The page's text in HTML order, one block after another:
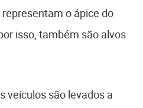
o ápice do
isso, também são alvos
veículos são levados a